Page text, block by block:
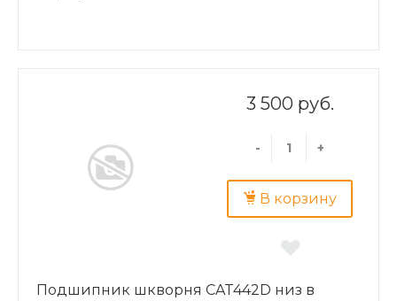
3 500 руб.
- +
В корзину
Подшипник шкворня CAT442D низ в